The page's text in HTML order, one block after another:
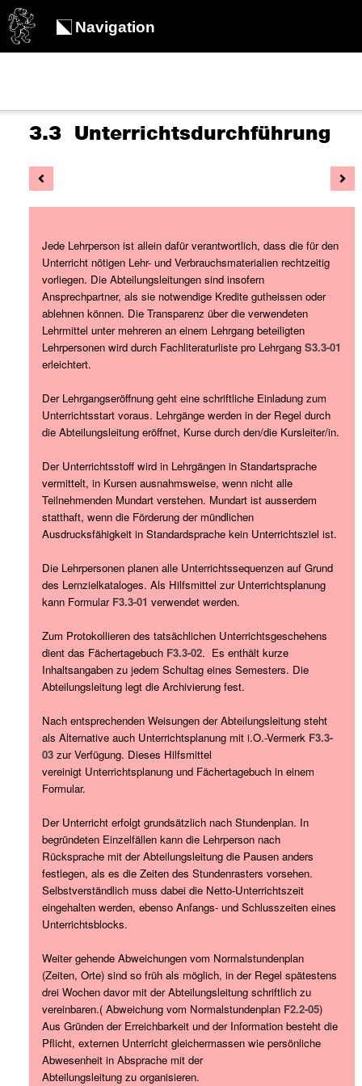
Navigation
3.3 Unterrichtsdurchführung
Jede Lehrperson ist allein dafür verantwortlich, dass die für den
Unterricht nötigen Lehr- und Verbrauchsmaterialien rechtzeitig
vorliegen. Die Abteilungsleitungen sind insofern
Ansprechpartner, als sie notwendige Kredite gutheissen oder
ablehnen können. Die Transparenz über die verwendeten
Lehrmittel unter mehreren an einem Lehrgang beteiligten
Lehrpersonen wird durch Fachliteraturliste pro Lehrgang S3.3-01
erleichtert.
Der Lehrgangseröffnung geht eine schriftliche Einladung zum
Unterrichtsstart voraus. Lehrgänge werden in der Regel durch
die Abteilungsleitung eröffnet, Kurse durch den/die Kursleiter/in.
Der Unterrichtsstoff wird in Lehrgängen in Standartsprache
vermittelt, in Kursen ausnahmsweise, wenn nicht alle
Teilnehmenden Mundart verstehen. Mundart ist ausserdem
statthaft, wenn die Förderung der mündlichen
Ausdrucksfähigkeit in Standardsprache kein Unterrichtsziel ist.
Die Lehrpersonen planen alle Unterrichtssequenzen auf Grund
des Lernzielkataloges. Als Hilfsmittel zur Unterrichtsplanung
kann Formular F3.3-01 verwendet werden.
Zum Protokollieren des tatsächlichen Unterrichtsgeschehens
dient das Fächertagebuch F3.3-02. Es enthält kurze
Inhaltsangaben zu jedem Schultag eines Semesters. Die
Abteilungsleitung legt die Archivierung fest.
Nach entsprechenden Weisungen der Abteilungsleitung steht
als Alternative auch Unterrichtsplanung mit i.O.-Vermerk F3.3-
03zur Verfügung. Dieses Hilfsmittel
vereinigt Unterrichtsplanung und Fächertagebuch in einem
Formular.
Der Unterricht erfolgt grundsätzlich nach Stundenplan. In
begründeten Einzelfällen kann die Lehrperson nach
Rücksprache mit der Abteilungsleitung die Pausen anders
festlegen, als es die Zeiten des Stundenrasters vorsehen.
Selbstverständlich muss dabei die Netto-Unterrichtszeit
eingehalten werden, ebenso Anfangs- und Schlusszeiten eines
Unterrichtsblocks.
Weiter gehende Abweichungen vom Normalstundenplan
(Zeiten, Orte) sind so früh als möglich, in der Regel spätestens
drei Wochen davor mit der Abteilungsleitung schriftlich zu
vereinbaren.( Abweichung vom Normalstundenplan F2.2-05)
Aus Gründen der Erreichbarkeit und der Information besteht die
Pflicht, externen Unterricht gleichermassen wie persönliche
Abwesenheit in Absprache mit der
Abteilungsleitung zu organisieren.